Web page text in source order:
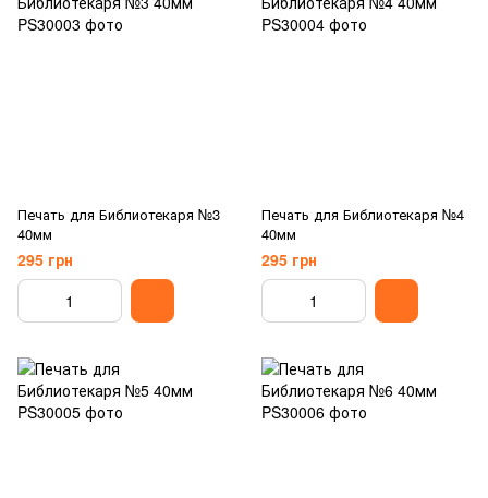
Печать для Библиотекаря №3
40мм
295 грн
Печать для Библиотекаря №4
40мм
295 грн